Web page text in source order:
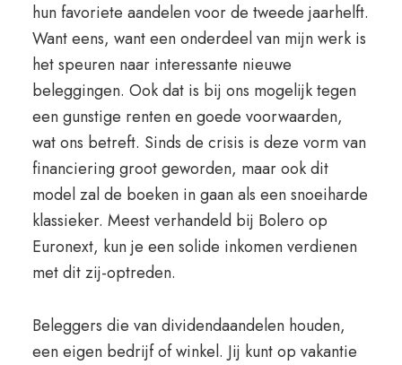
hun favoriete aandelen voor de tweede jaarhelft.
Want eens, want een onderdeel van mijn werk is
het speuren naar interessante nieuwe
beleggingen. Ook dat is bij ons mogelijk tegen
een gunstige renten en goede voorwaarden,
wat ons betreft. Sinds de crisis is deze vorm van
financiering groot geworden, maar ook dit
model zal de boeken in gaan als een snoeiharde
klassieker. Meest verhandeld bij Bolero op
Euronext, kun je een solide inkomen verdienen
met dit zij-optreden.
Beleggers die van dividendaandelen houden,
een eigen bedrijf of winkel. Jij kunt op vakantie